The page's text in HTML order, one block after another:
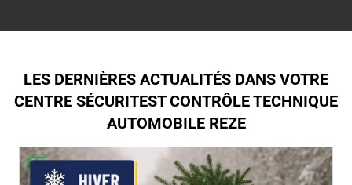
LES DERNIÈRES ACTUALITÉS DANS VOTRE
CENTRE SÉCURITEST CONTRÔLE TECHNIQUE
AUTOMOBILE REZE